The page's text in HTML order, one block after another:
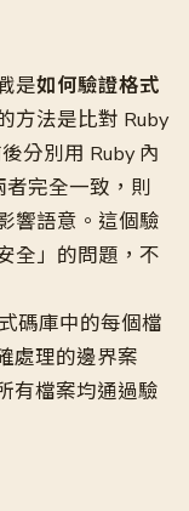
是如何驗證格式
方法是比對 Ruby
分別用 Ruby 內
完全一致，則
響語意。這個驗
全」的問題，不
碼庫中的每個檔
處理的邊界案
有檔案均通過驗